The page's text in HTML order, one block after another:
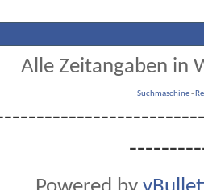
Alle Zeitangaben in
Suchmaschine-